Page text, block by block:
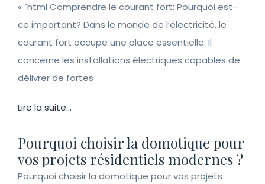
« `html Comprendre le courant fort: Pourquoi est-
ce important? Dans le monde de l’électricité, le
courant fort occupe une place essentielle. Il
concerne les installations électriques capables de
délivrer de fortes
Lire la suite...
Pourquoi choisir la domotique pour
vos projets résidentiels modernes ?
Pourquoi choisir la domotique pour vos projets